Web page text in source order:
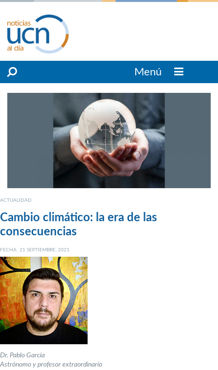
Menú
ACTUALIDAD
Cambio climático: la era de las
consecuencias
FECHA: 21 SEPTIEMBRE, 2021
Dr. Pablo García
Astrónomo y profesor extraordinario